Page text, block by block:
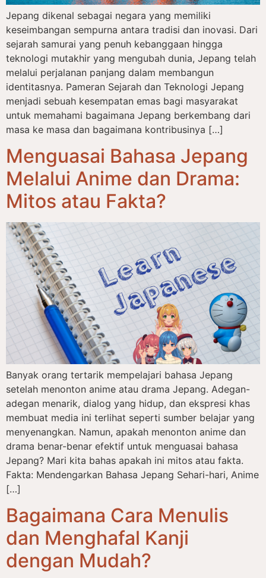
Jepang dikenal sebagai negara yang memiliki
keseimbangan sempurna antara tradisi dan inovasi. Dari
sejarah samurai yang penuh kebanggaan hingga
teknologi mutakhir yang mengubah dunia, Jepang telah
melalui perjalanan panjang dalam membangun
identitasnya. Pameran Sejarah dan Teknologi Jepang
menjadi sebuah kesempatan emas bagi masyarakat
untuk memahami bagaimana Jepang berkembang dari
masa ke masa dan bagaimana kontribusinya […]
Menguasai Bahasa Jepang
Melalui Anime dan Drama:
Mitos atau Fakta?
Banyak orang tertarik mempelajari bahasa Jepang
setelah menonton anime atau drama Jepang. Adegan-
adegan menarik, dialog yang hidup, dan ekspresi khas
membuat media ini terlihat seperti sumber belajar yang
menyenangkan. Namun, apakah menonton anime dan
drama benar-benar efektif untuk menguasai bahasa
Jepang? Mari kita bahas apakah ini mitos atau fakta.
Fakta: Mendengarkan Bahasa Jepang Sehari-hari, Anime
[…]
Bagaimana Cara Menulis
dan Menghafal Kanji
dengan Mudah?